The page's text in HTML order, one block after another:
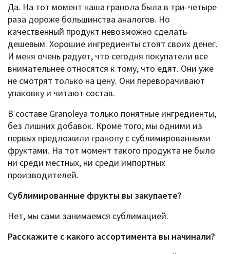
Да. На тот момент наша гранола была в три-четыре
раза дороже большинства аналогов. Но
качественный продукт невозможно сделать
дешевым. Хорошие ингредиенты стоят своих денег.
И меня очень радует, что сегодня покупатели все
внимательнее относятся к тому, что едят. Они уже
не смотрят только на цену. Они переворачивают
упаковку и читают состав.
В составе Granoleya только понятные ингредиенты,
без лишних добавок. Кроме того, мы одними из
первых предложили гранолу с сублимированными
фруктами. На тот момент такого продукта не было
ни среди местных, ни среди импортных
производителей.
Сублимированные фрукты вы закупаете?
Нет, мы сами занимаемся сублимацией.
Расскажите c какого ассортимента вы начинали?